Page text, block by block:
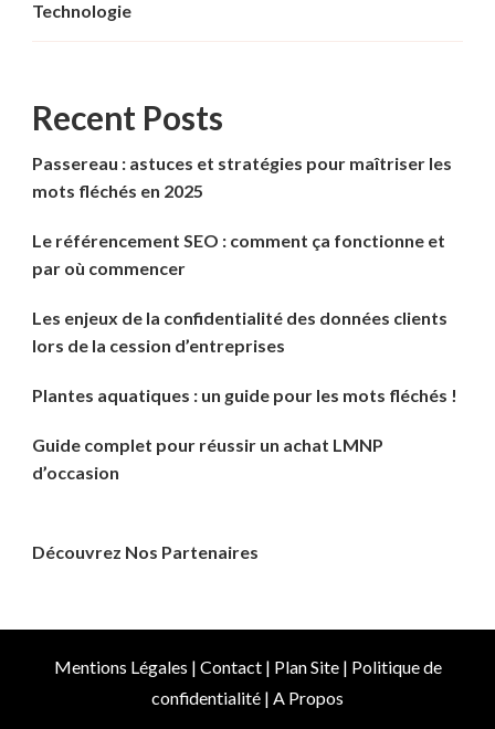
Technologie
Recent Posts
Passereau : astuces et stratégies pour maîtriser les
mots fléchés en 2025
Le référencement SEO : comment ça fonctionne et
par où commencer
Les enjeux de la confidentialité des données clients
lors de la cession d’entreprises
Plantes aquatiques : un guide pour les mots fléchés !
Guide complet pour réussir un achat LMNP
d’occasion
Découvrez Nos Partenaires
Mentions Légales | Contact| Plan Site| Politique de
confidentialité | A Propos